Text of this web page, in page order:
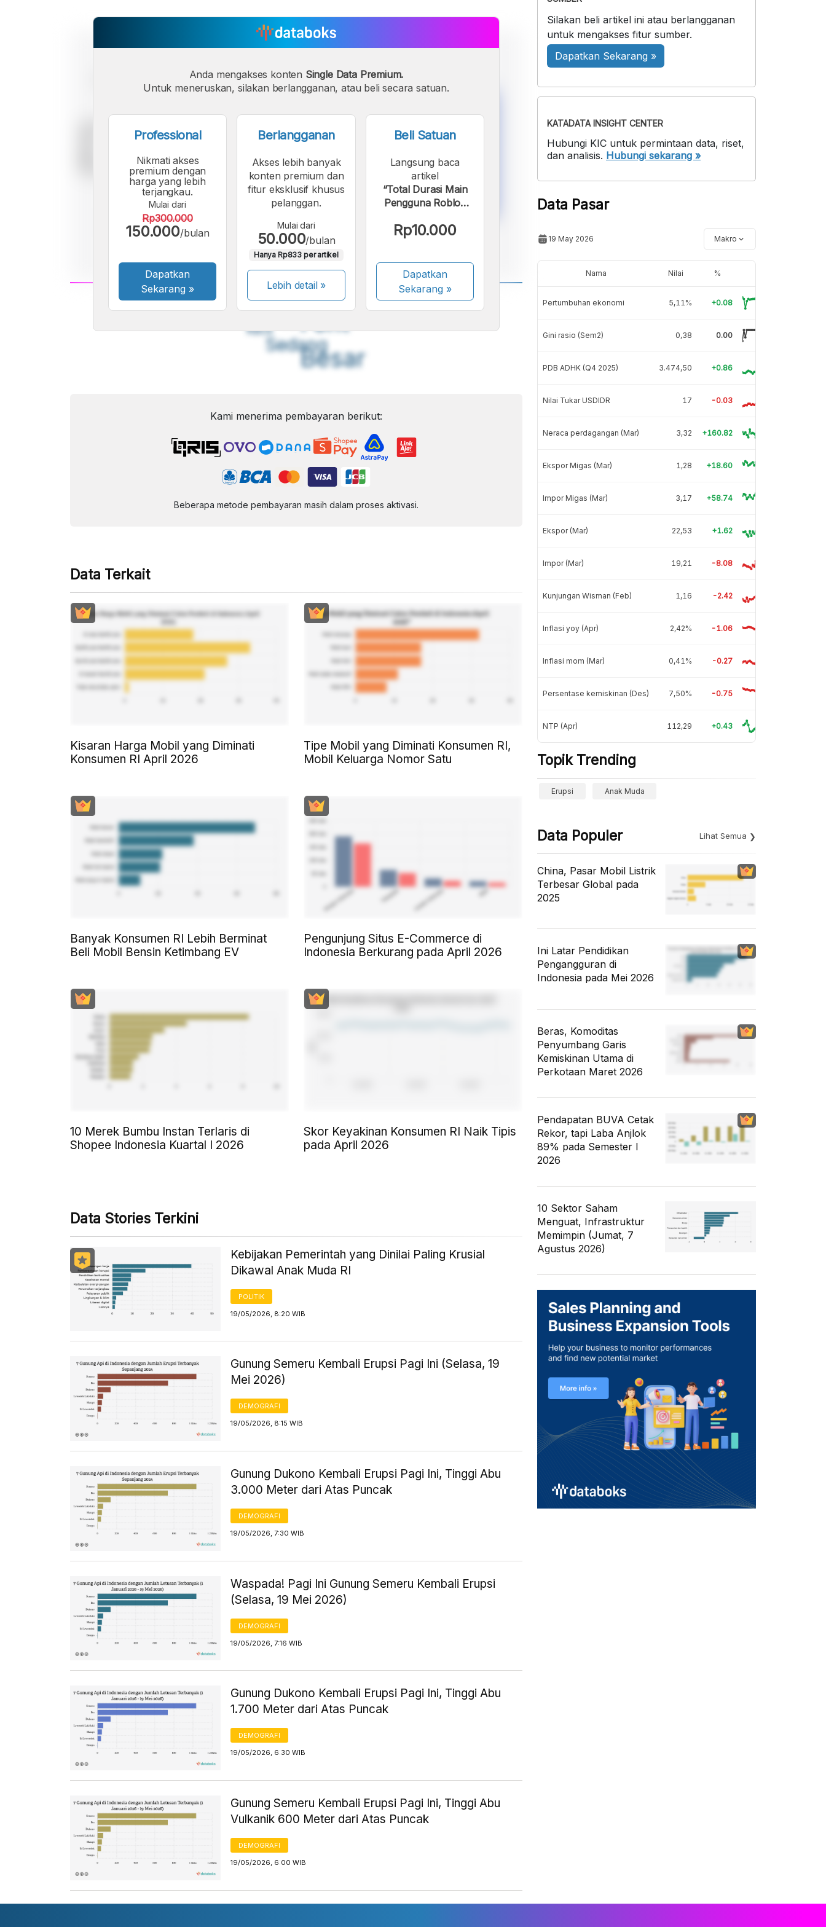
A
Font
Kecil
A
Sedang
A
Besar
Anda mengakses konten Single Data Premium.
Untuk meneruskan, silakan berlangganan, atau beli secara satuan.
Professional
Nikmati akses
premium dengan
harga yang lebih
terjangkau.
Mulai dari
Rp300.000
150.000/bulan
Dapatkan
Sekarang »
Berlangganan
Akses lebih banyak
konten premium dan
fitur eksklusif khusus
pelanggan.
Mulai dari
50.000/bulan
Hanya Rp833 per artikel
Lebih detail »
Beli Satuan
Langsung baca
artikel
“Total Durasi Main
Pengguna Roblox
sampai Kuartal II
Rp10.000
Dapatkan
Sekarang»
Kami menerima pembayaran berikut:
Beberapa metode pembayaran masih dalam proses aktivasi.
Data Terkait
Kisaran Harga Mobil yang Diminati
Konsumen RI April 2026
Tipe Mobil yang Diminati Konsumen RI,
Mobil Keluarga Nomor Satu
Banyak Konsumen RI Lebih Berminat
Beli Mobil Bensin Ketimbang EV
Pengunjung Situs E-Commerce di
Indonesia Berkurang pada April 2026
10 Merek Bumbu Instan Terlaris di
Shopee Indonesia Kuartal I 2026
Skor Keyakinan Konsumen RI Naik Tipis
pada April 2026
Data Stories Terkini
Kebijakan Pemerintah yang Dinilai Paling Krusial
Dikawal Anak Muda RI
POLITIK
19/05/2026, 8:20 WIB
Gunung Semeru Kembali Erupsi Pagi Ini (Selasa, 19
Mei 2026)
DEMOGRAFI
19/05/2026, 8:15 WIB
Gunung Dukono Kembali Erupsi Pagi Ini, Tinggi Abu
3.000 Meter dari Atas Puncak
DEMOGRAFI
19/05/2026, 7:30 WIB
Waspada! Pagi Ini Gunung Semeru Kembali Erupsi
(Selasa, 19 Mei 2026)
DEMOGRAFI
19/05/2026, 7:16 WIB
Gunung Dukono Kembali Erupsi Pagi Ini, Tinggi Abu
1.700 Meter dari Atas Puncak
DEMOGRAFI
19/05/2026, 6:30 WIB
Gunung Semeru Kembali Erupsi Pagi Ini, Tinggi Abu
Vulkanik 600 Meter dari Atas Puncak
DEMOGRAFI
19/05/2026, 6:00 WIB
Silakan beli artikel ini atau berlangganan
untuk mengakses fitur sumber.
Dapatkan Sekarang »
KATADATA INSIGHT CENTER
Hubungi KIC untuk permintaan data, riset,
dan analisis. Hubungi sekarang »
Data Pasar
19 May 2026 Makro
Nama Nilai %
Pertumbuhan ekonomi 5,11% +0.08
Gini rasio (Sem2) 0,38 0.00
PDB ADHK (Q4 2025) 3.474,50 +0.86
Nilai Tukar USDIDR 17 -0.03
Neraca perdagangan (Mar) 3,32 +160.82
Ekspor Migas (Mar) 1,28 +18.60
Impor Migas (Mar) 3,17 +58.74
Ekspor (Mar) 22,53 +1.62
Impor (Mar) 19,21 -8.08
Kunjungan Wisman (Feb) 1,16 -2.42
Inflasi yoy (Apr) 2,42% -1.06
Inflasi mom (Mar) 0,41% -0.27
Persentase kemiskinan (Des) 7,50% -0.75
NTP (Apr) 112,29 +0.43
Topik Trending
Erupsi Anak Muda
Data Populer Lihat Semua
China, Pasar Mobil Listrik
Terbesar Global pada
2025
Ini Latar Pendidikan
Pengangguran di
Indonesia pada Mei 2026
Beras, Komoditas
Penyumbang Garis
Kemiskinan Utama di
Perkotaan Maret 2026
Pendapatan BUVA Cetak
Rekor, tapi Laba Anjlok
89% pada Semester I
2026
10 Sektor Saham
Menguat, Infrastruktur
Memimpin (Jumat, 7
Agustus 2026)